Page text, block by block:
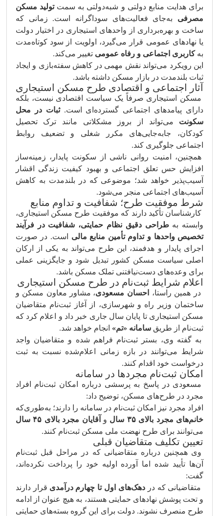
برای هدایت منابع دولتی و شبه‌دولتی به سمتتولید مسکن
مصرفی به‌جای فعالیت‌های سوداگرانه است. زمانی که
ساخت و بهره‌برداری از واحدهای استیجاری در اختیار دولت
یا نهادهای عمومی قرار می‌گیرد، اولویت از سود کوتاه‌مدت
بهکاربری اجتماعی و رفاه عمومی تغییر می‌کند.
این رویکرد می‌تواند نقش مهمی در کاهش سفته‌بازی و ایجاد
ثبات بلندمدت در بازار مسکن داشته باشد.
آثار اجتماعی و اقتصادی طرح مسکن استیجاری
مسکن استیجاری صرفاً یک سیاست اقتصادی نیست، بلکه
دارای پیامدهای اجتماعی گسترده‌ای است.ثبات در محل
سکونت می‌تواند از بروز مشکلاتی مانند ترک تحصیل
کودکان، جابه‌جایی‌های مکرر شغلی و تضعیف روابط
اجتماعی جلوگیری کند.
همچنین، امنیت روانی ناشی از سکونت پایدار، زمینه‌ساز
افزایش حس تعلق اجتماعی و بهبود کیفیت زندگی اقشار
آسیب‌پذیر خواهد شد؛ موضوعی که در بلندمدت به کاهش
آسیب‌های اجتماعی منجر می‌شود.
شرط موفقیت طرح؛ شفافیت و تداوم منابع
کارشناسان تأکید دارند که موفقیت طرح مسکن استیجاری،
وابسته بهطراحی دقیق نظام حمایتی، شفافیت در فرآیند
تخصیص واحدها و تداوم تأمین منابع مالی است. در صورت
اجرای پایدار و هدفمند، این طرح می‌تواند به یکی از ارکان
اصلی سیاست مسکن کشور تبدیل شود و جایگزینی عملی
برای وعده‌های دست‌نیافتنی تملک مسکن باشد.
اعلام شرایط ثبت‌نام در طرح مسکن استیجاری
در همین راستا، احسان مسعودی، مشاور معاون مسکن و
ساختمان وزیر راه و شهرسازی، از آغاز ثبت‌نام متقاضیان
مسکن استیجاری تا پایان سال جاری خبر داد و اعلام کرد که
ثبت‌نام از طریق سامانه «تم» انجام خواهد شد.
به گفته وی، بستر ثبت‌نام فراهم شده و متقاضیان واجد
شرایط می‌توانند در بازه زمانی اعلام‌شده نسبت به ثبت
درخواست خود اقدام کنند.
امکان ثبت‌نام مجردها در سامانه
مسعودی در پاسخ به پرسشی درباره امکان ثبت‌نام افراد
مجرد در طرح‌های مسکن، توضیح داد:
افراد مجرد نیز امکان ثبت‌نام در سامانه را دارند؛ به‌طوری‌که
خانم‌های مجرد بالای ۳۵ سال
و آقایان مجرد بالای ۴۵ سال
می‌توانند برای طرح نهضت ملی مسکن ثبت‌نام کنند.
تعیین تکلیف متقاضیان قبلی
وی همچنین درباره متقاضیانی که در مراحل قبل ثبت‌نام
آن‌ها تأیید شده اما آورده اولیه خود را پرداخت نکرده‌اند،
گفت:
متقاضیانی که دردهک‌های اول تا چهارم درآمدی قرار دارند
و تحت پوشش نهادهای حمایتی هستند، به هیچ عنوان از ادامه
طرح منصرف نشوند. دولت برای این گروه بسته‌های حمایتی